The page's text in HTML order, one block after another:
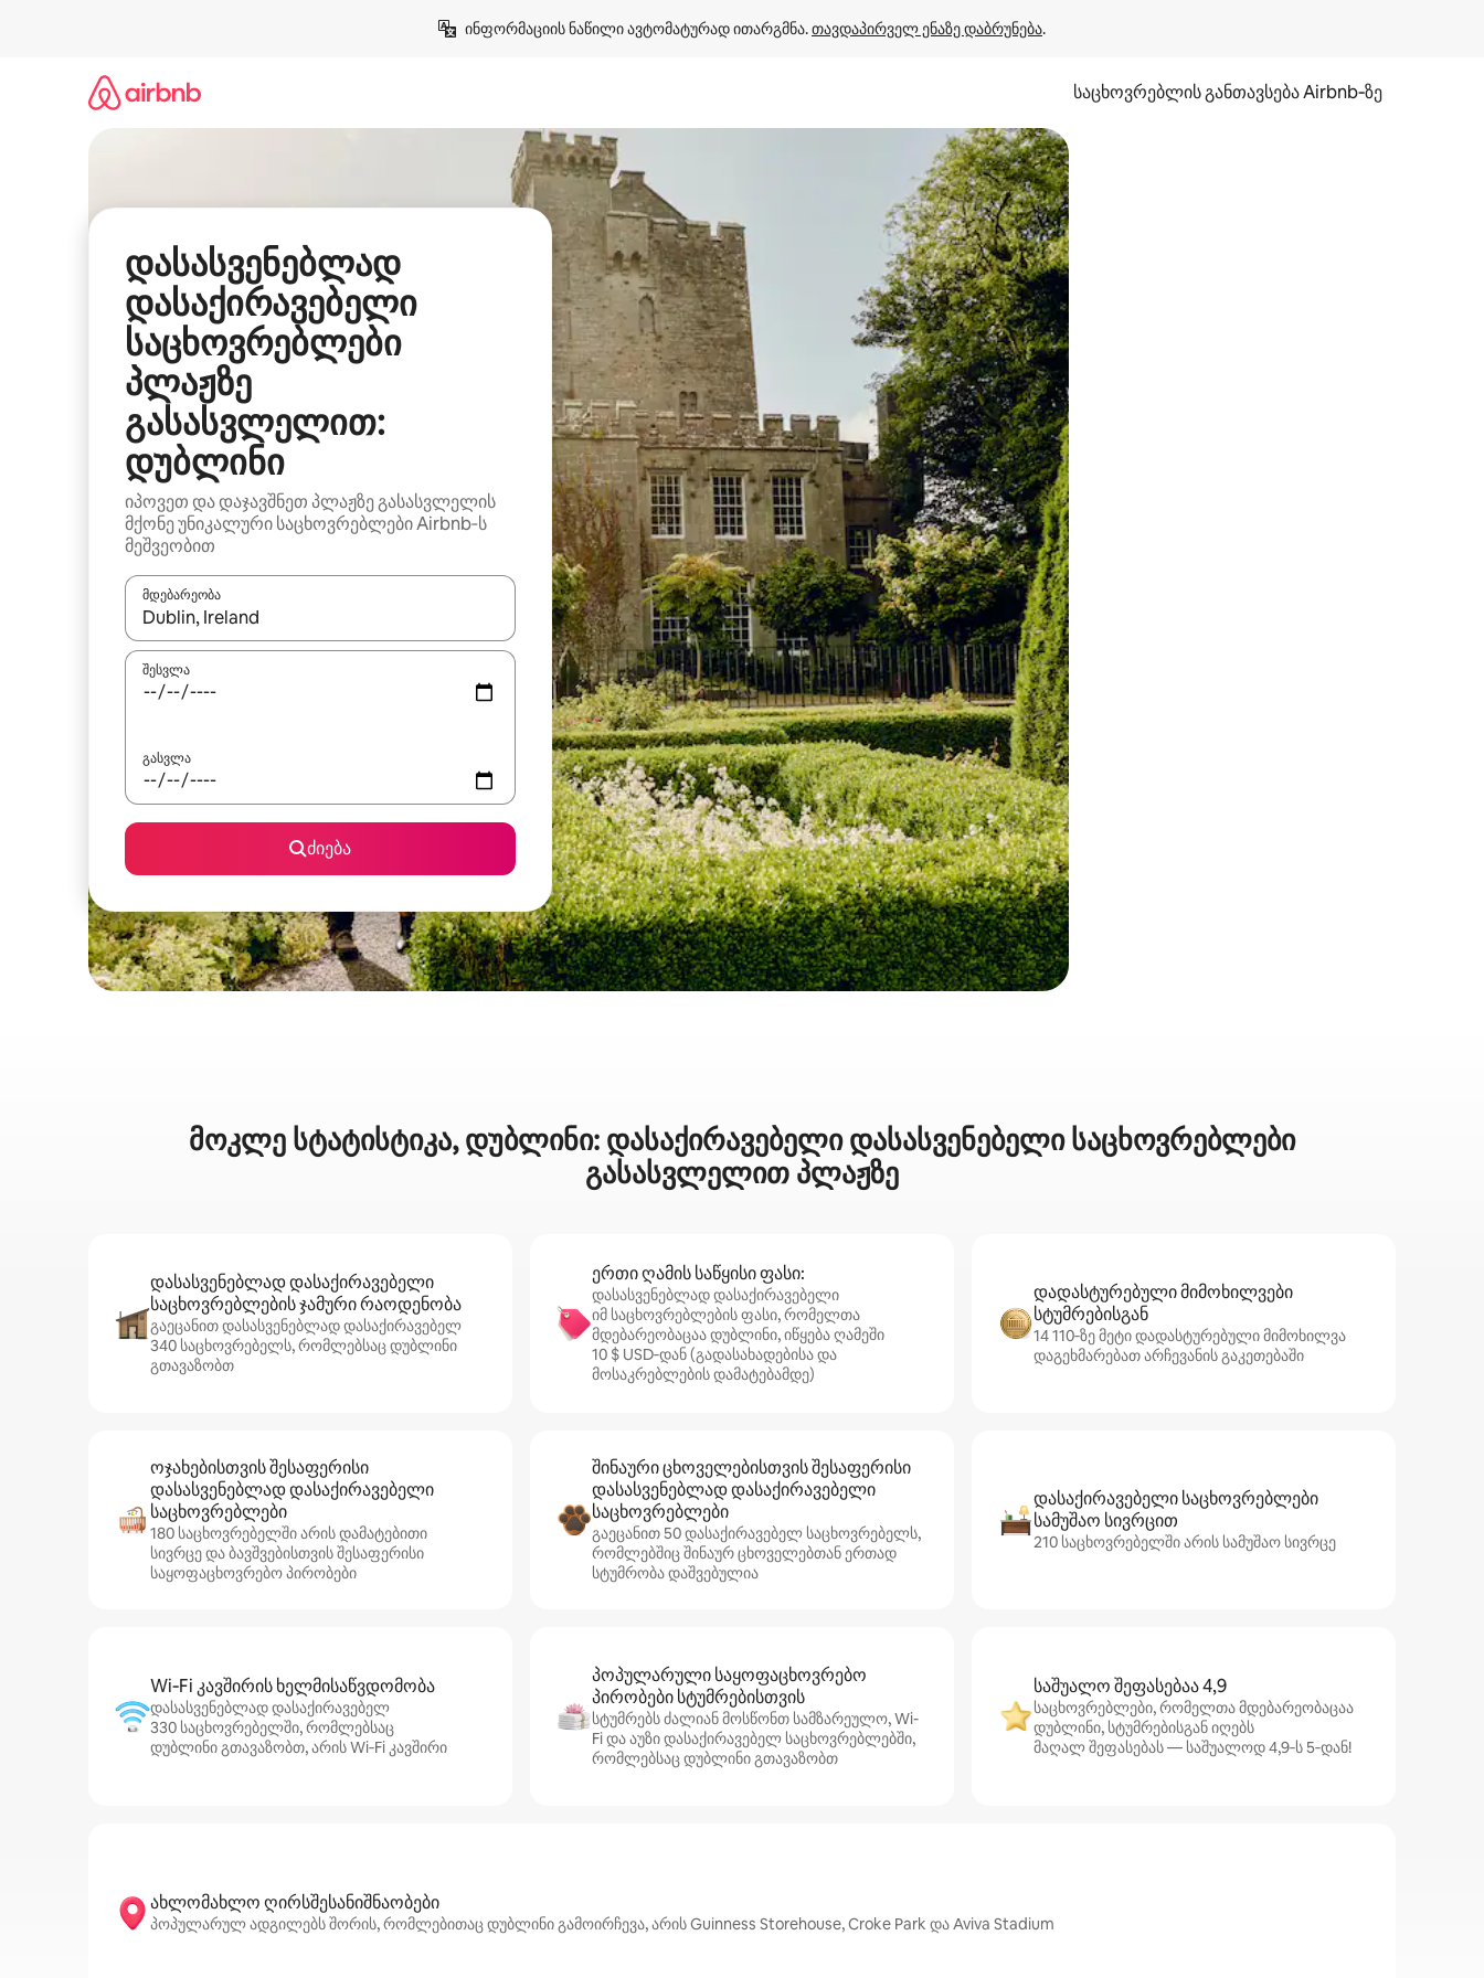
ინფორმაციის ნაწილი ავტომატურად ითარგმნა. თავდაპირველ ენაზე დაბრუნება.
საცხოვრებლის განთავსება Airbnb‑ზე
დასასვენებლად
დასაქირავებელი
საცხოვრებლები
პლაჟზე
გასასვლელით:
დუბლინი
იპოვეთ და დაჯავშნეთ პლაჟზე გასასვლელის
მქონე უნიკალური საცხოვრებლები Airbnb‑ს
მეშვეობით
მდებარეობა
როცა შედეგები ხელმისაწვდომი გახდება, ნავიგაციისთვის გამოიყენეთ კლავიშები ზემოთ/ქვემოთ მიმართული ისრებით ან შეხებისა თუ თითის გასმის ჟესტები.
შესვლა
გასვლა
ძიება
მოკლე სტატისტიკა, დუბლინი: დასაქირავებელი დასასვენებელი საცხოვრებლები
გასასვლელით პლაჟზე
დასასვენებლად დასაქირავებელი
საცხოვრებლების ჯამური რაოდენობა
გაეცანით დასასვენებლად დასაქირავებელ
340 საცხოვრებელს, რომლებსაც დუბლინი
გთავაზობთ
ერთი ღამის საწყისი ფასი:
დასასვენებლად დასაქირავებელი
იმ საცხოვრებლების ფასი, რომელთა
მდებარეობაცაა დუბლინი, იწყება ღამეში
10 $ USD‑დან (გადასახადებისა და
მოსაკრებლების დამატებამდე)
დადასტურებული მიმოხილვები
სტუმრებისგან
14 110‑ზე მეტი დადასტურებული მიმოხილვა
დაგეხმარებათ არჩევანის გაკეთებაში
ოჯახებისთვის შესაფერისი
დასასვენებლად დასაქირავებელი
საცხოვრებლები
180 საცხოვრებელში არის დამატებითი
სივრცე და ბავშვებისთვის შესაფერისი
საყოფაცხოვრებო პირობები
შინაური ცხოველებისთვის შესაფერისი
დასასვენებლად დასაქირავებელი
საცხოვრებლები
გაეცანით 50 დასაქირავებელ საცხოვრებელს,
რომლებშიც შინაურ ცხოველებთან ერთად
სტუმრობა დაშვებულია
დასაქირავებელი საცხოვრებლები
სამუშაო სივრცით
210 საცხოვრებელში არის სამუშაო სივრცე
Wi‑Fi კავშირის ხელმისაწვდომობა
დასასვენებლად დასაქირავებელ
330 საცხოვრებელში, რომლებსაც
დუბლინი გთავაზობთ, არის Wi‑Fi კავშირი
პოპულარული საყოფაცხოვრებო
პირობები სტუმრებისთვის
სტუმრებს ძალიან მოსწონთ სამზარეულო, Wi-
Fi და აუზი დასაქირავებელ საცხოვრებლებში,
რომლებსაც დუბლინი გთავაზობთ
საშუალო შეფასებაა 4,9
საცხოვრებლები, რომელთა მდებარეობაცაა
დუბლინი, სტუმრებისგან იღებს
მაღალ შეფასებას — საშუალოდ 4,9‑ს 5‑დან!
ახლომახლო ღირსშესანიშნაობები
პოპულარულ ადგილებს შორის, რომლებითაც დუბლინი გამოირჩევა, არის Guinness Storehouse, Croke Park და Aviva Stadium